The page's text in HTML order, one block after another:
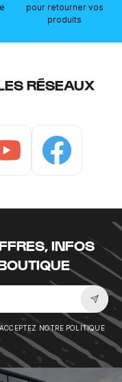
pour retourner vos
produits
RÉSEAUX
INFOS
NOTRE POLITIQUE